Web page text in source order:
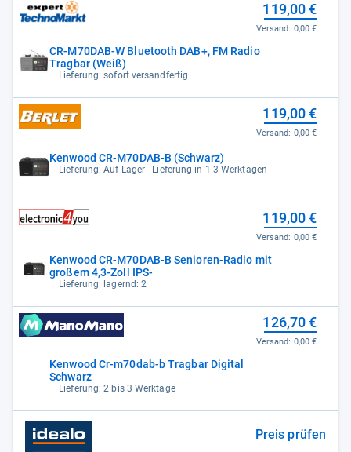
CR-M70DAB-W Bluetooth DAB+, FM Radio
Tragbar (Weiß)
Lieferung: sofort versandfertig
119,00 €
Versand: 0,00 €
Kenwood CR-M70DAB-B (Schwarz)
Lieferung: Auf Lager - Lieferung in 1-3 Werktagen
119,00 €
Versand: 0,00 €
Kenwood CR-M70DAB-B Senioren-Radio mit
großem 4,3-Zoll IPS-
Lieferung: lagernd: 2
119,00 €
Versand: 0,00 €
Kenwood Cr-m70dab-b Tragbar Digital
Schwarz
Lieferung: 2 bis 3 Werktage
126,70 €
Versand: 0,00 €
Preis prüfen